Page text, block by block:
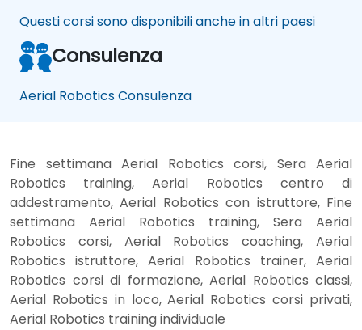
Questi corsi sono disponibili anche in altri paesi
Consulenza
Aerial Robotics Consulenza
Fine settimana Aerial Robotics corsi, Sera Aerial
Robotics training, Aerial Robotics centro di
addestramento, Aerial Robotics con istruttore, Fine
settimana Aerial Robotics training, Sera Aerial
Robotics corsi, Aerial Robotics coaching, Aerial
Robotics istruttore, Aerial Robotics trainer, Aerial
Robotics corsi di formazione, Aerial Robotics classi,
Aerial Robotics in loco, Aerial Robotics corsi privati,
Aerial Robotics training individuale